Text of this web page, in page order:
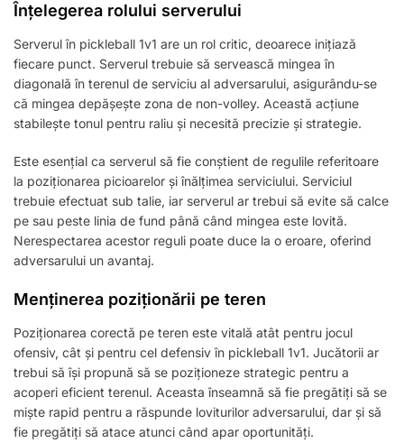
Înțelegerea rolului serverului
Serverul în pickleball 1v1 are un rol critic, deoarece inițiază
fiecare punct. Serverul trebuie să servească mingea în
diagonală în terenul de serviciu al adversarului, asigurându-se
că mingea depășește zona de non-volley. Această acțiune
stabilește tonul pentru raliu și necesită precizie și strategie.
Este esențial ca serverul să fie conștient de regulile referitoare
la poziționarea picioarelor și înălțimea serviciului. Serviciul
trebuie efectuat sub talie, iar serverul ar trebui să evite să calce
pe sau peste linia de fund până când mingea este lovită.
Nerespectarea acestor reguli poate duce la o eroare, oferind
adversarului un avantaj.
Menținerea poziționării pe teren
Poziționarea corectă pe teren este vitală atât pentru jocul
ofensiv, cât și pentru cel defensiv în pickleball 1v1. Jucătorii ar
trebui să își propună să se poziționeze strategic pentru a
acoperi eficient terenul. Aceasta înseamnă să fie pregătiți să se
miște rapid pentru a răspunde loviturilor adversarului, dar și să
fie pregătiți să atace atunci când apar oportunități.